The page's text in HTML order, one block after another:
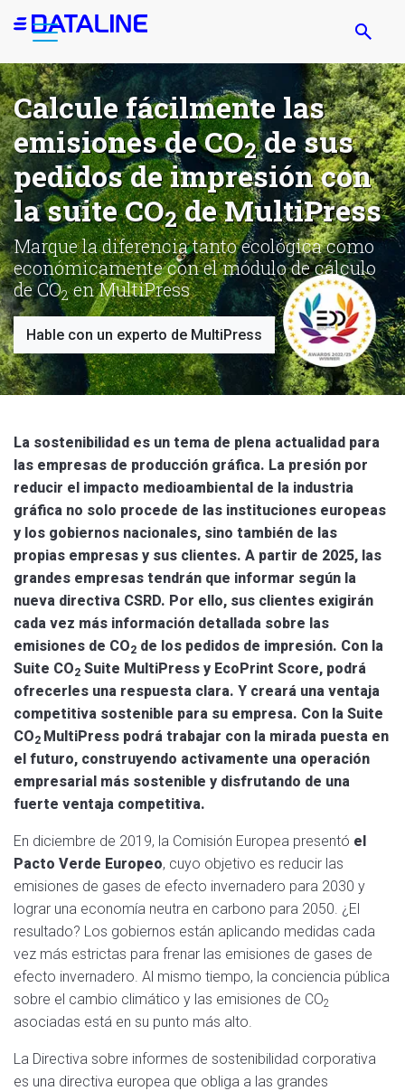
Pasar
principal
Calcule fácilmente las
emisiones de CO2de sus
pedidos de impresión con
la suite CO2de MultiPress
Marque la diferencia tanto ecológica como
económicamente con el módulo de cálculo
de CO2en MultiPress
Hable con un experto de MultiPress
La sostenibilidad es un tema de plena actualidad para
las empresas de producción gráfica. La presión por
reducir el impacto medioambiental de la industria
gráfica no solo procede de las instituciones europeas
y los gobiernos nacionales, sino también de las
propias empresas y sus clientes. A partir de 2025, las
grandes empresas tendrán que informar según la
nueva directiva CSRD. Por ello, sus clientes exigirán
cada vez más información detallada sobre las
emisiones de CO2 de los pedidos de impresión. Con la
Suite CO2 Suite MultiPress y EcoPrint Score, podrá
ofrecerles una respuesta clara. Y creará una ventaja
competitiva sostenible para su empresa. Con la Suite
CO2 MultiPress podrá trabajar con la mirada puesta en
el futuro, construyendo activamente una operación
empresarial más sostenible y disfrutando de una
fuerte ventaja competitiva.
En diciembre de 2019, la Comisión Europea presentó el
Pacto Verde Europeo, cuyo objetivo es reducir las
emisiones de gases de efecto invernadero para 2030 y
lograr una economía neutra en carbono para 2050. ¿El
resultado? Los gobiernos están aplicando medidas cada
vez más estrictas para frenar las emisiones de gases de
efecto invernadero. Al mismo tiempo, la conciencia pública
sobre el cambio climático y las emisiones de CO2
asociadas está en su punto más alto.
La Directiva sobre informes de sostenibilidad corporativa
es una directiva europea que obliga a las grandes